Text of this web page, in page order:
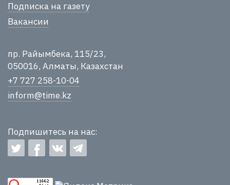
Подписка на газету
Вакансии
пр. Райымбека, 115/23,
050016, Алматы, Казахстан
+7 727 258-10-04
inform@time.kz
Подпишитесь на нас: